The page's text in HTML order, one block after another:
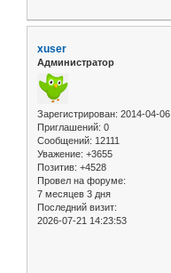
xuser
Администратор
Зарегистрирован: 2014-04-06
Приглашений: 0
Сообщений: 12111
Уважение: +3655
Позитив: +4528
Провел на форуме:
7 месяцев 3 дня
Последний визит:
2026-07-21 14:23:53